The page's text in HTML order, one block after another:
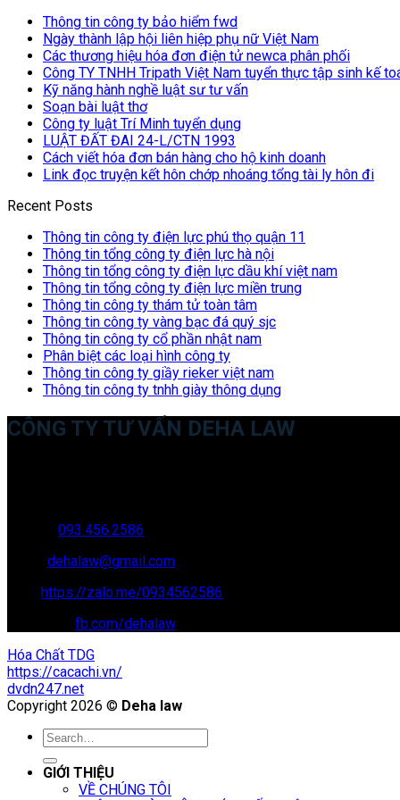
Thông tin công ty bảo hiểm fwd
Ngày thành lập hội liên hiệp phụ nữ Việt Nam
Các thương hiệu hóa đơn điện tử newca phân phối
Công TY TNHH Tripath Việt Nam tuyển thực tập sinh kế
Kỹ năng hành nghề luật sư tư vấn
Soạn bài luật thơ
Công ty luật Trí Minh tuyển dụng
LUẬT ĐẤT ĐAI 24-L/CTN 1993
Cách viết hóa đơn bán hàng cho hộ kinh doanh
Link đọc truyện kết hôn chớp nhoáng tổng tài ly hôn đi
Recent Posts
Thông tin công ty điện lực phú thọ quận 11
Thông tin tổng công ty điện lực hà nội
Thông tin tổng công ty điện lực dầu khí việt nam
Thông tin tổng công ty điện lực miền trung
Thông tin công ty thám tử toàn tâm
Thông tin công ty vàng bạc đá quý sjc
Thông tin công ty cổ phần nhật nam
Phân biệt các loại hình công ty
Thông tin công ty giầy rieker việt nam
Thông tin công ty tnhh giày thông dụng
CÔNG TY TƯ VẤN DEHA LAW
093.456.2586
dehalaw@gmail.com
https://zalo.me/0934562586
fb.com/dehalaw
Hóa Chất TDG
https://cacachi.vn/
dvdn247.net
Copyright 2026 © Deha law
GIỚI THIỆU
VỀ CHÚNG TÔI